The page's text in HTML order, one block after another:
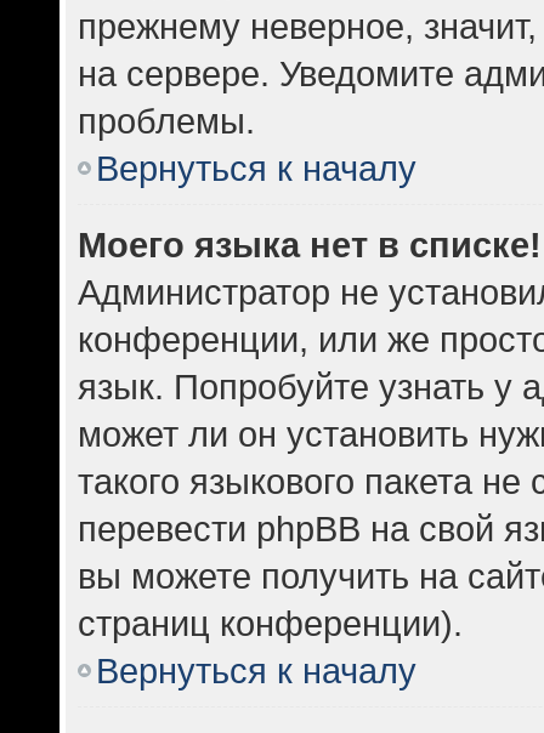
прежнему неверное,
на сервере. Уведомите
проблемы.
Вернуться к началу
Моего языка нет в списке!
Администратор не
конференции, или же
язык. Попробуйте узнать у
может ли он установить
такого языкового пакета
перевести phpBB на свой
вы можете получить на
страниц конференции).
Вернуться к началу